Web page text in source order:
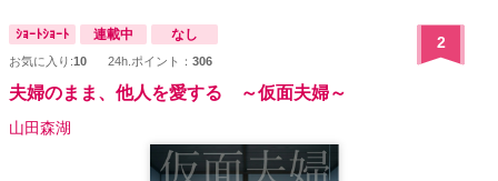
ｼｮｰﾄｼｮｰﾄ 連載中 なし
お気に入り:10 24h.ポイント： 306
2
夫婦のまま、他人を愛する ～仮面夫婦～
山田森湖